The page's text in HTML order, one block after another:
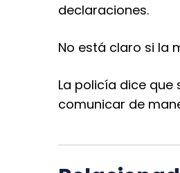
declaraciones.
No está claro si la
La policía dice
comunicar de